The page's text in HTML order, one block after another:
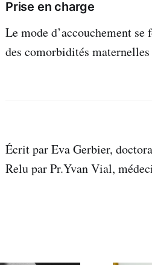
Prise en charge
Le mode d’accouchement
des comorbidités
Écrit par Eva Gerbier,
Relu par Pr.Yvan Vial,